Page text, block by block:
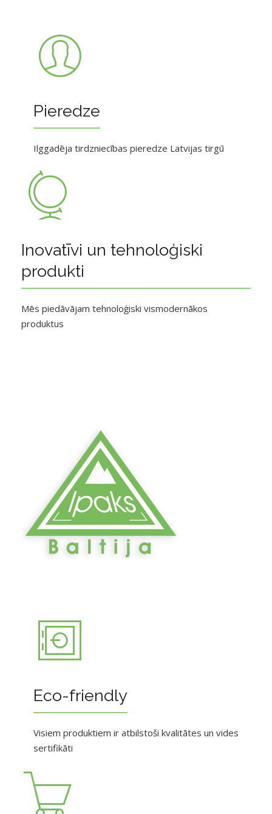
Pieredze
Ilggadēja tirdzniecības pieredze Latvijas tirgū
Inovatīvi un tehnoloģiski
produkti
Mēs piedāvājam tehnoloģiski vismodernākos
produktus
Eco-friendly
Visiem produktiem ir atbilstoši kvalitātes un vides
sertifikāti